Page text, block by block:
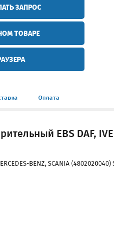
ЗАПРОС
ТОВАРЕ
Оплата
EBS DAF,
BENZ, SCANIA (4802020040)